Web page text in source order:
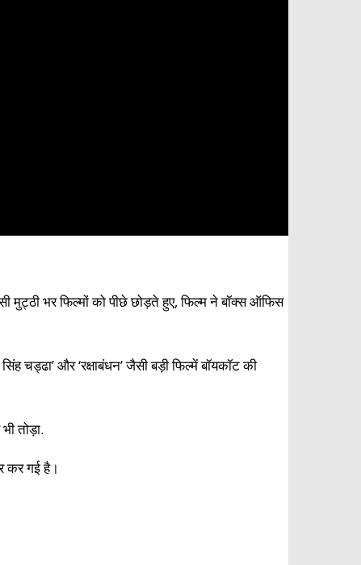
भर फिल्मों को पीछे छोड़ते हुए, फिल्म ने बॉक्स ऑफिस
चड्ढा’ और ‘रक्षाबंधन’ जैसी बड़ी फिल्में बॉयकॉट की
तोड़ा.
कर गई है।